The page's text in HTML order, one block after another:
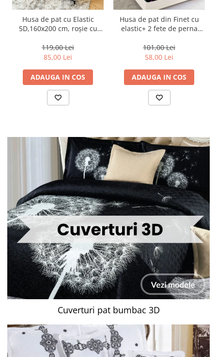
Husa de pat cu Elastic
5D,160x200 cm, roșie cu
119,00 Lei
85,00 Lei
ADAUGA IN COS
Husa de pat din Finet cu
elastic+ 2 fete de perna
101,00 Lei
58,00 Lei
ADAUGA IN COS
Cuverturi pat bumbac 3D